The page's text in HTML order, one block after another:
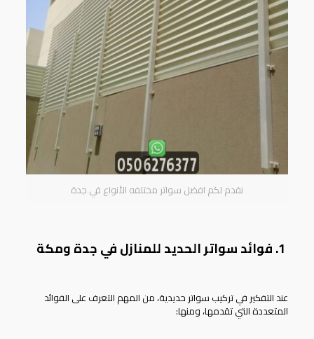
نقدم لكم افضل سواتر مختلفه الأنواع في جدة
عند التفكير في تركيب سواتر حديدية، من المهم التعرف على الفوائد
المتعددة التي تقدمها، ومنها: